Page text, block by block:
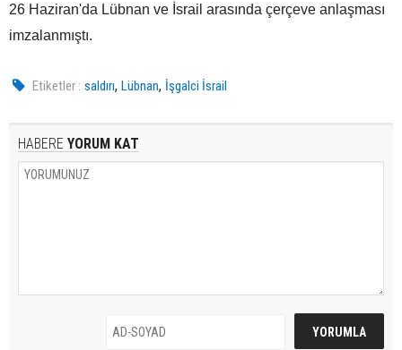
26 Haziran'da Lübnan ve İsrail arasında çerçeve anlaşması
imzalanmıştı.
Etiketler : saldırı,Lübnan, İşgalci İsrail
HABERE YORUM KAT